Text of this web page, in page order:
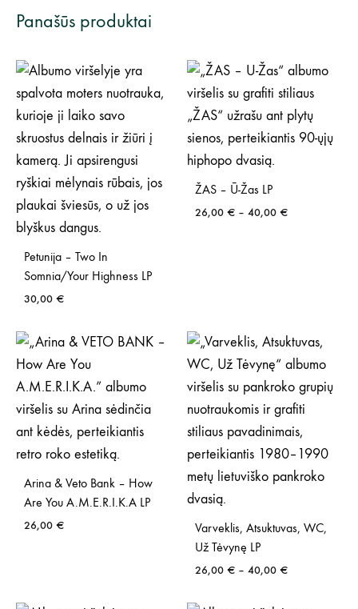
Panašūs produktai
Petunija – Two In
Somnia/Your Highness LP
30,00 €
ŽAS – Ū-Žas LP
26,00 € – 40,00 €Price
Arina & Veto Bank – How
Are You A.M.E.R.I.K.A LP
26,00 €
Varveklis, Atsuktuvas, WC,
Už Tėvynę LP
26,00 € – 40,00 €Price